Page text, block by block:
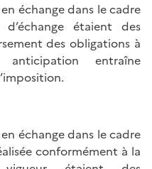
échange dans le cadre
étaient des
des obligations à
entraîne
échange dans le cadre
conformément à la